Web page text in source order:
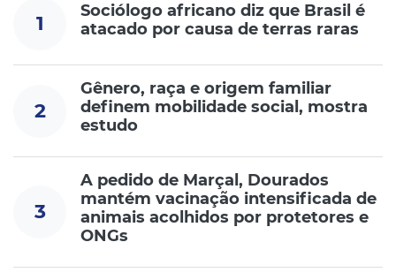
1
Sociólogo africano diz que Brasil é
atacado por causa de terras raras
2
Gênero, raça e origem familiar
definem mobilidade social, mostra
estudo
3
A pedido de Marçal, Dourados
mantém vacinação intensificada de
animais acolhidos por protetores e
ONGs